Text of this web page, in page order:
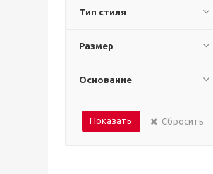
Тип стиля
Размер
Основание
Показать Сбросить